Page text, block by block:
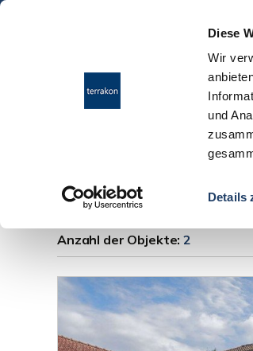
Diese
Wir
und
Details
Immobilien
Anzahl der Objekte:2